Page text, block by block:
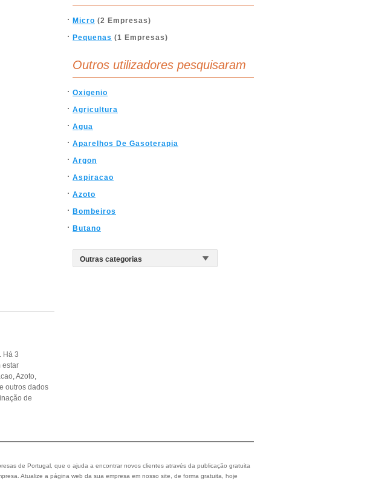
Há 3
estar
Azoto,
outros dados
de
Micro (2 Empresas)
Pequenas (1 Empresas)
Outros utilizadores pesquisaram
Oxigenio
Agricultura
Agua
Aparelhos De Gasoterapia
Argon
Aspiracao
Azoto
Bombeiros
Butano
de Portugal, que o ajuda a encontrar novos clientes através da publicação gratuita
Atualize a página web da sua empresa em nosso site, de forma gratuita, hoje